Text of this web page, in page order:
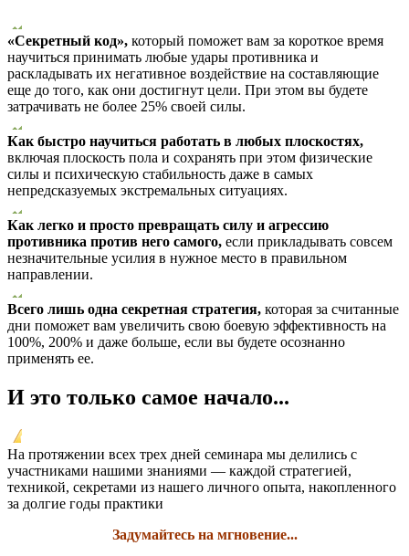
«Секретный код», который поможет вам за короткое время
научиться принимать любые удары противника и
раскладывать их негативное воздействие на составляющие
еще до того, как они достигнут цели. При этом вы будете
затрачивать не более 25% своей силы.
Как быстро научиться работать в любых плоскостях,
включая плоскость пола и сохранять при этом физические
силы и психическую стабильность даже в самых
непредсказуемых экстремальных ситуациях.
Как легко и просто превращать силу и агрессию
противника против него самого, если прикладывать совсем
незначительные усилия в нужное место в правильном
направлении.
Всего лишь одна секретная стратегия, которая за считанные
дни поможет вам увеличить свою боевую эффективность на
100%, 200% и даже больше, если вы будете осознанно
применять ее.
И это только самое начало...
На протяжении всех трех дней семинара мы делились с
участниками нашими знаниями — каждой стратегией,
техникой, секретами из нашего личного опыта, накопленного
за долгие годы практики
Задумайтесь на мгновение...